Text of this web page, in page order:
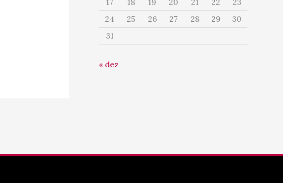
17
18 19 20 21 22
23
24
25 26 27 28 29
30
31
« dez